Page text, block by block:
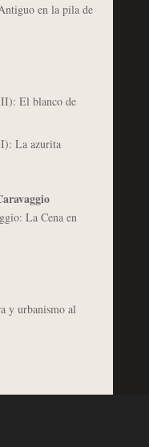
en la pila de
El blanco de
La azurita
La Cena en
y urbanismo al